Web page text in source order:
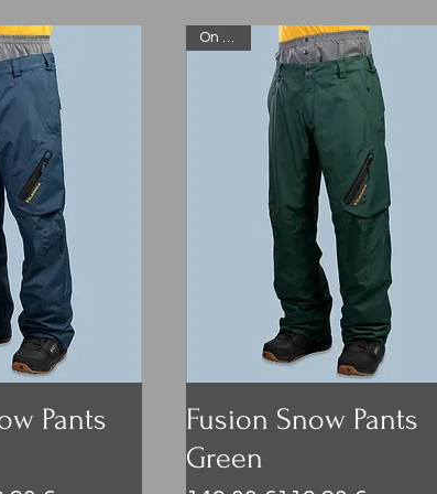
Pants
On Sale
Fusion Snow Pants
Green